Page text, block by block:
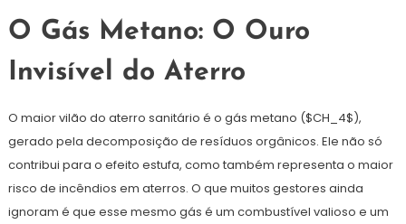
O Gás Metano: O Ouro
Invisível do Aterro
O maior vilão do aterro sanitário é o gás metano ($CH_4$),
gerado pela decomposição de resíduos orgânicos. Ele não só
contribui para o efeito estufa, como também representa o maior
risco de incêndios em aterros. O que muitos gestores ainda
ignoram é que esse mesmo gás é um combustível valioso e um